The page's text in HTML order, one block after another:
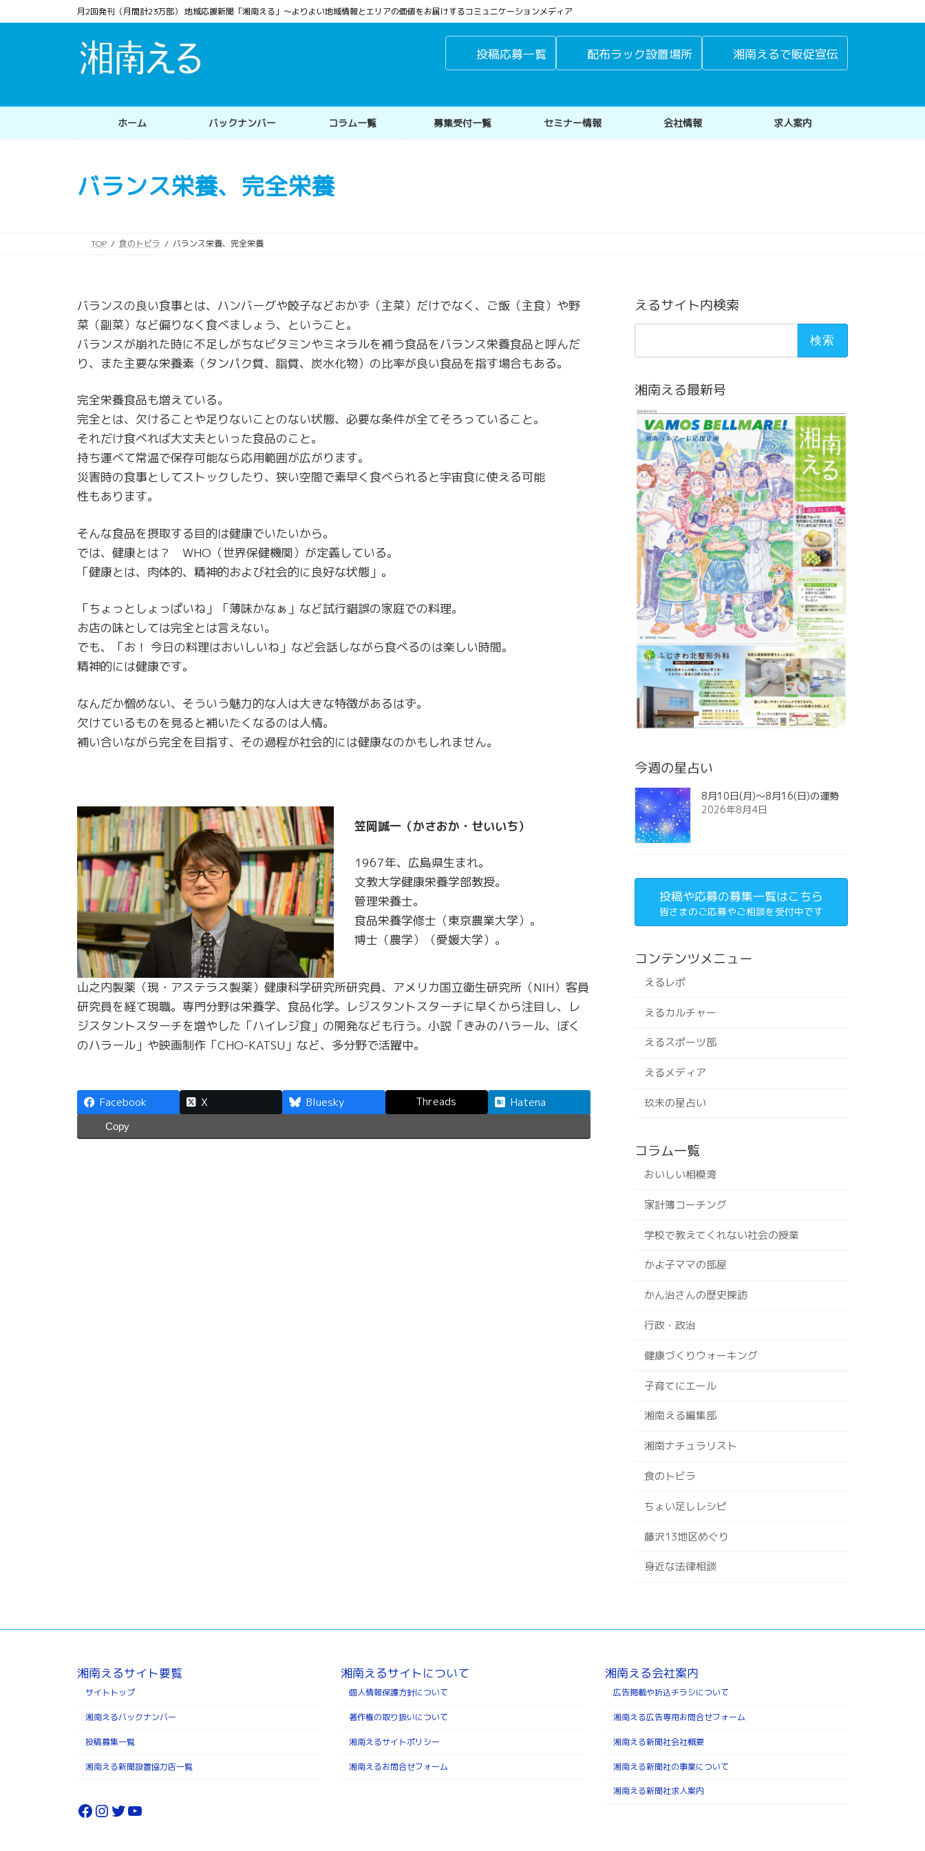
ン
ス
ビ
ン
月2回発刊（月間計23万部） 地域応援新聞「湘南える」〜よりよい地域情報とエリアの価値をお届けするコミュニケーションメディア
投稿応募一覧 配布ラック設置場所 湘南えるで販促宣伝
ホーム バックナンバー コラム一覧 募集受付一覧 セミナー情報 会社情報 求人案内
バランス栄養、完全栄養
TOP 食のトビラ バランス栄養、完全栄養
バランスの良い食事とは、ハンバーグや餃子などおかず（主菜）だけでなく、ご飯（主食）や野
菜（副菜）など偏りなく食べましょう、ということ。
バランスが崩れた時に不足しがちなビタミンやミネラルを補う食品をバランス栄養食品と呼んだ
り、また主要な栄養素（タンパク質、脂質、炭水化物）の比率が良い食品を指す場合もある。
完全栄養食品も増えている。
完全とは、欠けることや足りないことのない状態、必要な条件が全てそろっていること。
それだけ食べれば大丈夫といった食品のこと。
持ち運べて常温で保存可能なら応用範囲が広がります。
災害時の食事としてストックしたり、狭い空間で素早く食べられると宇宙食に使える可能
性もあります。
そんな食品を摂取する目的は健康でいたいから。
では、健康とは？ WHO（世界保健機関）が定義している。
「健康とは、肉体的、精神的および社会的に良好な状態」。
「ちょっとしょっぱいね」「薄味かなぁ」など試行錯誤の家庭での料理。
お店の味としては完全とは言えない。
でも、「お！ 今日の料理はおいしいね」など会話しながら食べるのは楽しい時間。
精神的には健康です。
なんだか憎めない、そういう魅力的な人は大きな特徴があるはず。
欠けているものを見ると補いたくなるのは人情。
補い合いながら完全を目指す、その過程が社会的には健康なのかもしれません。
笠岡誠一（かさおか・せいいち）
1967年、広島県生まれ。
文教大学健康栄養学部教授。
管理栄養士。
食品栄養学修士（東京農業大学）。
博士（農学）（愛媛大学）。
山之内製薬（現・アステラス製薬）健康科学研究所研究員、アメリカ国立衛生研究所（NIH）客員
研究員を経て現職。専門分野は栄養学、食品化学。レジスタントスターチに早くから注目し、レ
ジスタントスターチを増やした「ハイレジ食」の開発なども行う。小説「きみのハラール、ぼく
のハラール」や映画制作「CHO-KATSU」など、多分野で活躍中。
Facebook X Bluesky Threads Hatena
Copy
えるサイト内検索
湘南える最新号
今週の星占い
8月10日(月)～8月16(日)の運勢
2026年8月4日
投稿や応募の募集一覧はこちら
皆さまのご応募やご相談を受付中です
コンテンツメニュー
えるレポ
えるカルチャー
えるスポーツ部
えるメディア
玖未の星占い
コラム一覧
おいしい相模湾
家計簿コーチング
学校で教えてくれない社会の授業
かよ子ママの部屋
かん治さんの歴史探訪
行政・政治
健康づくりウォーキング
子育てにエール
湘南える編集部
湘南ナチュラリスト
食のトビラ
ちょい足しレシピ
藤沢13地区めぐり
身近な法律相談
湘南えるサイト要覧
サイトトップ
湘南えるバックナンバー
投稿募集一覧
湘南える新聞設置協力店一覧
Facebook
Instagram
Twitter
YouTube
湘南えるサイトについて
個人情報保護方針について
著作権の取り扱いについて
湘南えるサイトポリシー
湘南えるお問合せフォーム
湘南える会社案内
広告掲載や折込チラシについて
湘南える広告専用お問合せフォーム
湘南える新聞社会社概要
湘南える新聞社の事業について
湘南える新聞社求人案内